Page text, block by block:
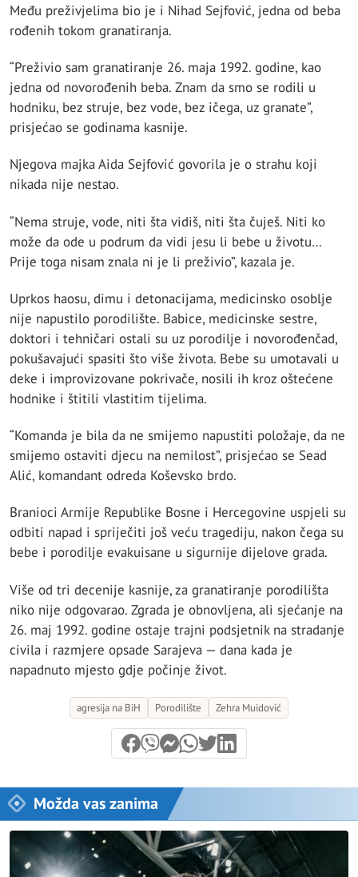
Među preživjelima bio je i Nihad Sejfović, jedna od beba
rođenih tokom granatiranja.
“Preživio sam granatiranje 26. maja 1992. godine, kao
jedna od novorođenih beba. Znam da smo se rodili u
hodniku, bez struje, bez vode, bez ičega, uz granate”,
prisjećao se godinama kasnije.
Njegova majka Aida Sejfović govorila je o strahu koji
nikada nije nestao.
“Nema struje, vode, niti šta vidiš, niti šta čuješ. Niti ko
može da ode u podrum da vidi jesu li bebe u životu…
Prije toga nisam znala ni je li preživio”, kazala je.
Uprkos haosu, dimu i detonacijama, medicinsko osoblje
nije napustilo porodilište. Babice, medicinske sestre,
doktori i tehničari ostali su uz porodilje i novorođenčad,
pokušavajući spasiti što više života. Bebe su umotavali u
deke i improvizovane pokrivače, nosili ih kroz oštećene
hodnike i štitili vlastitim tijelima.
“Komanda je bila da ne smijemo napustiti položaje, da ne
smijemo ostaviti djecu na nemilost”, prisjećao se Sead
Alić, komandant odreda Koševsko brdo.
Branioci Armije Republike Bosne i Hercegovine uspjeli su
odbiti napad i spriječiti još veću tragediju, nakon čega su
bebe i porodilje evakuisane u sigurnije dijelove grada.
Više od tri decenije kasnije, za granatiranje porodilišta
niko nije odgovarao. Zgrada je obnovljena, ali sjećanje na
26. maj 1992. godine ostaje trajni podsjetnik na stradanje
civila i razmjere opsade Sarajeva — dana kada je
napadnuto mjesto gdje počinje život.
agresija na BiH Porodilište Zehra Muidović
Možda vas zanima